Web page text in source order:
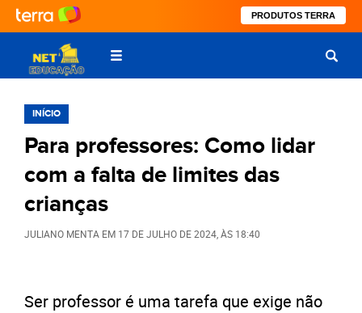
PRODUTOS TERRA
INÍCIO
Para professores: Como lidar
com a falta de limites das
crianças
JULIANO MENTA EM 17 DE JULHO DE 2024 , ÀS 18:40
Ser professor é uma tarefa que exige não